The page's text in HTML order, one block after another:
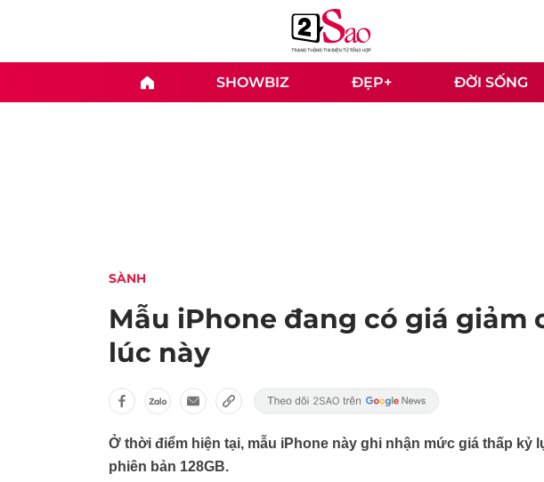
SHOWBIZ ĐẸP+ ĐỜI SỐNG
SÀNH
Mẫu iPhone đang có giá giảm
lúc này
Ở thời điểm hiện tại, mẫu iPhone này ghi nhận mức giá thấp kỷ
phiên bản 128GB.